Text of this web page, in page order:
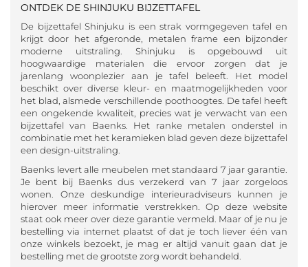
ONTDEK DE SHINJUKU BIJZETTAFEL
De bijzettafel Shinjuku is een strak vormgegeven tafel en
krijgt door het afgeronde, metalen frame een bijzonder
moderne uitstraling. Shinjuku is opgebouwd uit
hoogwaardige materialen die ervoor zorgen dat je
jarenlang woonplezier aan je tafel beleeft. Het model
beschikt over diverse kleur- en maatmogelijkheden voor
het blad, alsmede verschillende poothoogtes. De tafel heeft
een ongekende kwaliteit, precies wat je verwacht van een
bijzettafel van Baenks. Het ranke metalen onderstel in
combinatie met het keramieken blad geven deze bijzettafel
een design-uitstraling.
Baenks levert alle meubelen met standaard 7 jaar garantie.
Je bent bij Baenks dus verzekerd van 7 jaar zorgeloos
wonen. Onze deskundige interieuradviseurs kunnen je
hierover meer informatie verstrekken. Op deze website
staat ook meer over deze garantie vermeld. Maar of je nu je
bestelling via internet plaatst of dat je toch liever één van
onze winkels bezoekt, je mag er altijd vanuit gaan dat je
bestelling met de grootste zorg wordt behandeld.